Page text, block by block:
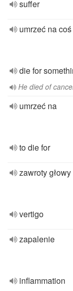
suffer
umrzeć na coś
die for
He died of
umrzeć na
to die for
zawroty głowy
vertigo
zapalenie
inflammation